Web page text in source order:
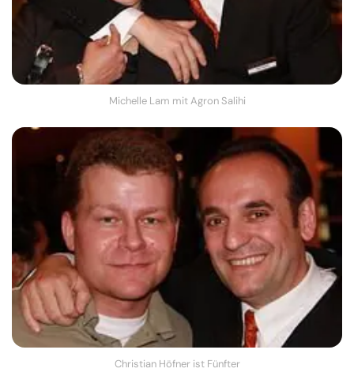
Michelle Lam mit Agron Salihi
Christian Höfner ist Fünfter